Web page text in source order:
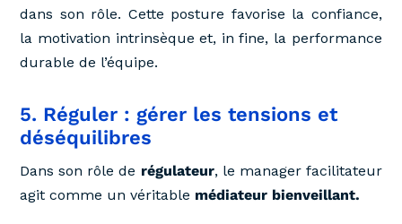
dans son rôle. Cette posture favorise la confiance,
la motivation intrinsèque et, in fine, la performance
durable de l’équipe.
5. Réguler : gérer les tensions et
déséquilibres
Dans son rôle de régulateur, le manager facilitateur
agit comme un véritable médiateur bienveillant.